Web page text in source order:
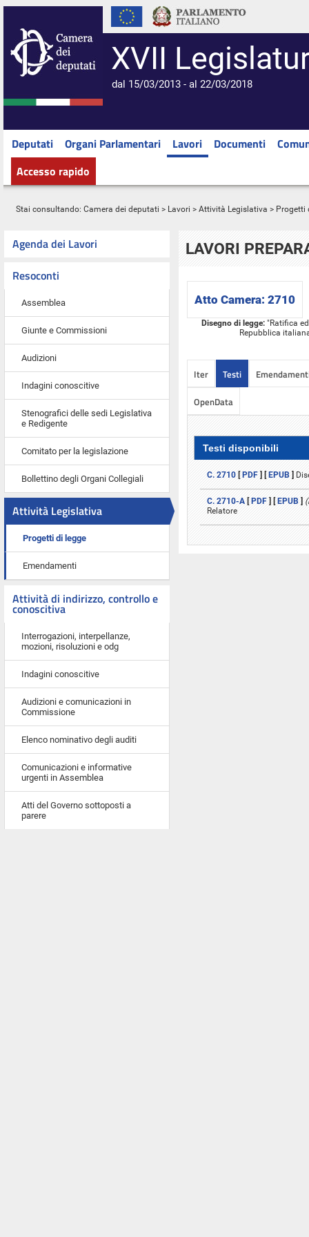
XVII
dal 15/03/2013 - al 22/03/2018
Deputati Organi Parlamentari Lavori Documenti
Accesso rapido
Stai consultando: Camera dei deputati > Lavori > Attività Legislativa > Progetti
Agenda dei Lavori
Resoconti
Assemblea
Giunte e Commissioni
Audizioni
Indagini conoscitive
Stenografici delle sedi Legislativa
e Redigente
Comitato per la legislazione
Bollettino degli Organi Collegiali
Attività Legislativa
Progetti di legge
Emendamenti
Attività di indirizzo, controllo e
conoscitiva
Interrogazioni, interpellanze,
mozioni, risoluzioni e odg
Indagini conoscitive
Audizioni e comunicazioni in
Commissione
Elenco nominativo degli auditi
Comunicazioni e informative
urgenti in Assemblea
Atti del Governo sottoposti a
parere
LAVORI
Atto Camera: 2710
Disegno di legge: "Ratifica
Repubblica
Iter Testi
OpenData
Testi disponibili
C. 2710 [PDF ] [EPUB ]
C. 2710-A [PDF ] [EPUB ]
Relatore